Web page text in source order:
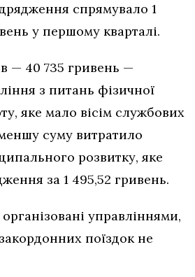
спрямувало 1
у першому кварталі.
— 40 735 гривень —
з питань фізичної
яке мало вісім службових
суму витратило
розвитку, яке
за 1 495,52 гривень.
управліннями,
поїздок не